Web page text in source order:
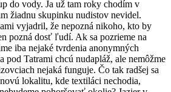
do vody. Ja už tam roky chodím v
žiadnu skupinku nudistov nevidel.
vyjadril, že nepozná nikoho, kto by
pozná dosť ľudí. Ak sa pozrieme na
iba nejaké tvrdenia anonymných
pod Tatrami chcú nudapláž, ale nemôžme
nejaká funguje. Čo tak radšej sa
lokalitu, kde textiláci nechodia,